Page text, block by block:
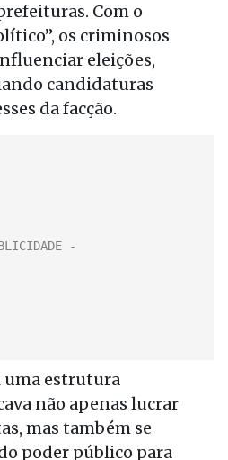
Com o
os criminosos
eleições,
candidaturas
da facção.
uma estrutura
não apenas lucrar
mas também se
poder público para